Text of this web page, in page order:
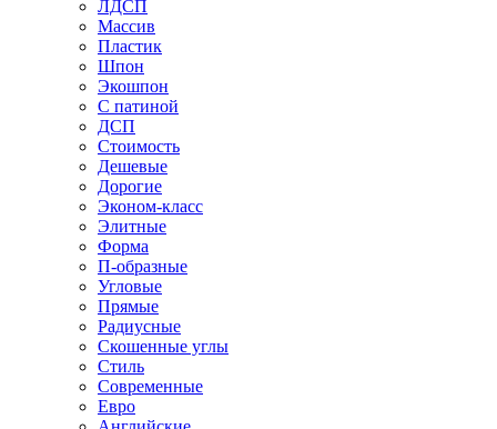
ЛДСП
Массив
Пластик
Шпон
Экошпон
С патиной
ДСП
Стоимость
Дешевые
Дорогие
Эконом-класс
Элитные
Форма
П-образные
Угловые
Прямые
Радиусные
Скошенные углы
Стиль
Современные
Евро